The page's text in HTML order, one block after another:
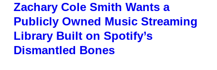
Zachary Cole Smith Wants a
Publicly Owned Music Streaming
Library Built on Spotify’s
Dismantled Bones